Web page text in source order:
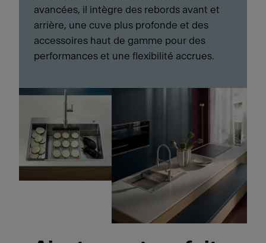
avancées, il intègre des rebords avant et
arrière, une cuve plus profonde et des
accessoires haut de gamme pour des
performances et une flexibilité accrues.